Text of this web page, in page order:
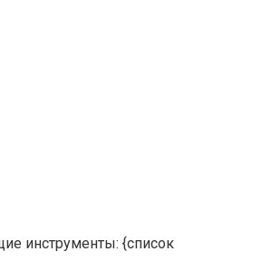
инструменты: {список